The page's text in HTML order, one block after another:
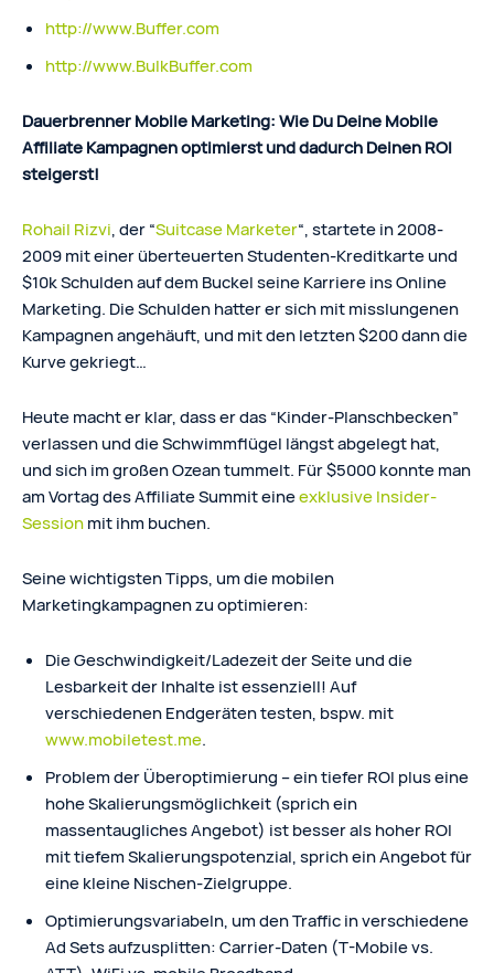
http://www.Buffer.com
http://www.BulkBuffer.com
Dauerbrenner Mobile Marketing: Wie Du Deine Mobile
Affiliate Kampagnen optimierst und dadurch Deinen ROI
steigerst!
Rohail Rizvi, der “Suitcase Marketer“, startete in 2008-
2009 mit einer überteuerten Studenten-Kreditkarte und
$10k Schulden auf dem Buckel seine Karriere ins Online
Marketing. Die Schulden hatter er sich mit misslungenen
Kampagnen angehäuft, und mit den letzten $200 dann die
Kurve gekriegt…
Heute macht er klar, dass er das “Kinder-Planschbecken”
verlassen und die Schwimmflügel längst abgelegt hat,
und sich im großen Ozean tummelt. Für $5000 konnte man
am Vortag des Affiliate Summit eineexklusive Insider-
Sessionmit ihm buchen.
Seine wichtigsten Tipps, um die mobilen
Marketingkampagnen zu optimieren:
Die Geschwindigkeit/Ladezeit der Seite und die
Lesbarkeit der Inhalte ist essenziell! Auf
verschiedenen Endgeräten testen, bspw. mit
www.mobiletest.me.
Problem der Überoptimierung – ein tiefer ROI plus eine
hohe Skalierungsmöglichkeit (sprich ein
massentaugliches Angebot) ist besser als hoher ROI
mit tiefem Skalierungspotenzial, sprich ein Angebot für
eine kleine Nischen-Zielgruppe.
Optimierungsvariabeln, um den Traffic in verschiedene
Ad Sets aufzusplitten: Carrier-Daten (T-Mobile vs.